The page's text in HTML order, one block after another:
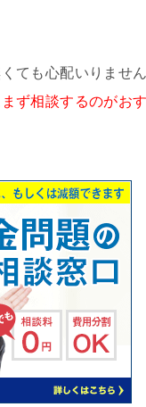
ても心配いりませ
ず相談するのがお